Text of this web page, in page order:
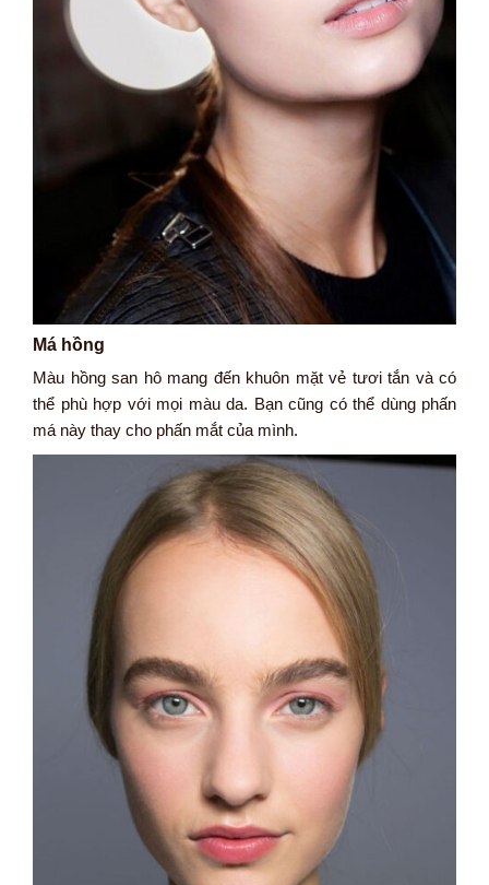
Má hồng
Màu hồng san hô mang đến khuôn mặt vẻ tươi tắn và có
thể phù hợp với mọi màu da. Bạn cũng có thể dùng phấn
má này thay cho phấn mắt của mình.